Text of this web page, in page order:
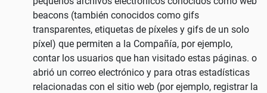
beacons (también conocidos como gifs
transparentes, etiquetas de píxeles y gifs de un solo
píxel) que permiten a la Compañía, por ejemplo,
contar los usuarios que han visitado estas páginas. o
abrió un correo electrónico y para otras estadísticas
relacionadas con el sitio web (por ejemplo, registrar la